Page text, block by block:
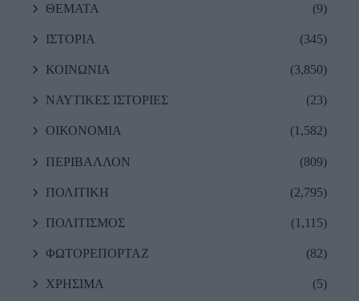
ΘΕΜΑΤΑ (9)
ΙΣΤΟΡΙΑ (345)
ΚΟΙΝΩΝΙΑ (3,850)
ΝΑΥΤΙΚΕΣ ΙΣΤΟΡΙΕΣ (23)
ΟΙΚΟΝΟΜΙΑ (1,582)
ΠΕΡΙΒΑΛΛΟΝ (809)
ΠΟΛΙΤΙΚΗ (2,795)
ΠΟΛΙΤΙΣΜΟΣ (1,115)
ΦΩΤΟΡΕΠΟΡΤΑΖ (82)
ΧΡΗΣΙΜΑ (5)